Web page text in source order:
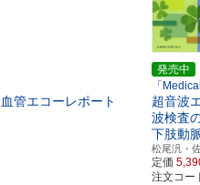
血管エコーレポート
発売中
「
超音波
波検査
下肢動
松尾汎・
定価
注文コー